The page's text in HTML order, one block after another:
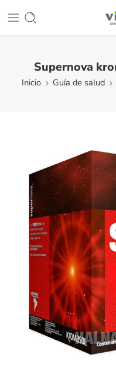
Supernova
Inicio Guía de salud